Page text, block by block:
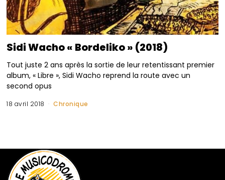
Sidi Wacho « Bordeliko » (2018)
Tout juste 2 ans après la sortie de leur retentissant premier
album, « Libre », Sidi Wacho reprend la route avec un
second opus
18 avril 2018 Chronique